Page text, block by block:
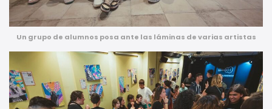
Un grupo de alumnos posa ante las láminas de varias artistas